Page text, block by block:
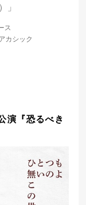
」
ス
カシック
演『恐るべき